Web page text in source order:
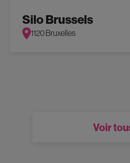
Silo Brussels
1120 Bruxelles
Voir